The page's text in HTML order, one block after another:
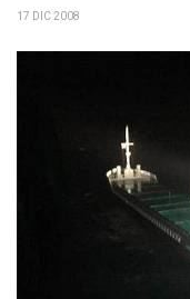
17 DIC 2008